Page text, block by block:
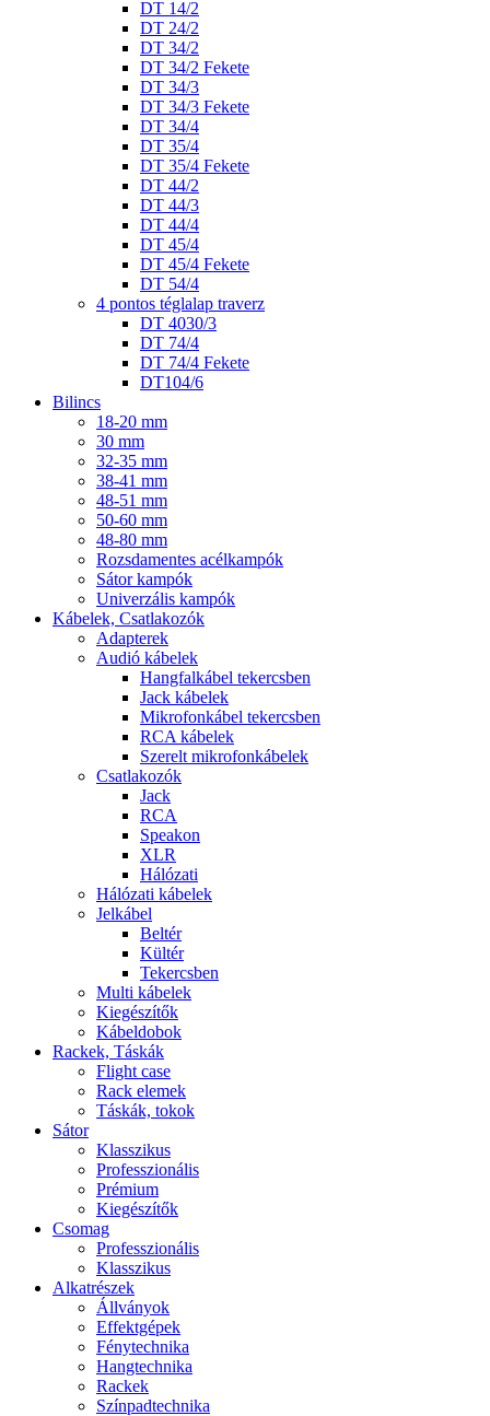
DT 14/2
DT 24/2
DT 34/2
DT 34/2 Fekete
DT 34/3
DT 34/3 Fekete
DT 34/4
DT 35/4
DT 35/4 Fekete
DT 44/2
DT 44/3
DT 44/4
DT 45/4
DT 45/4 Fekete
DT 54/4
4 pontos téglalap traverz
DT 4030/3
DT 74/4
DT 74/4 Fekete
DT104/6
Bilincs
18-20 mm
30 mm
32-35 mm
38-41 mm
48-51 mm
50-60 mm
48-80 mm
Rozsdamentes acélkampók
Sátor kampók
Univerzális kampók
Kábelek, Csatlakozók
Adapterek
Audió kábelek
Hangfalkábel tekercsben
Jack kábelek
Mikrofonkábel tekercsben
RCA kábelek
Szerelt mikrofonkábelek
Csatlakozók
Jack
RCA
Speakon
XLR
Hálózati
Hálózati kábelek
Jelkábel
Beltér
Kültér
Tekercsben
Multi kábelek
Kiegészítők
Kábeldobok
Rackek, Táskák
Flight case
Rack elemek
Táskák, tokok
Sátor
Klasszikus
Professzionális
Prémium
Kiegészítők
Csomag
Professzionális
Klasszikus
Alkatrészek
Állványok
Effektgépek
Fénytechnika
Hangtechnika
Rackek
Színpadtechnika